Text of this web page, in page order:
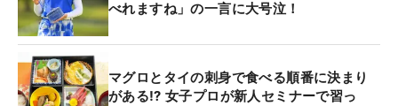
べれますね」の一言に大号泣！
マグロとタイの刺身で食べる順番に決まり
がある⁉ 女子プロが新人セミナーで習っ